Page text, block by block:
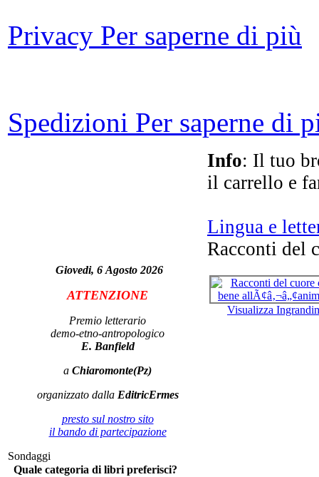
Privacy Per saperne di più
Spedizioni Per saperne di
Giovedi, 6 Agosto 2026
ATTENZIONE
Premio letterario
demo-etno-antropologico
E. Banfield
a Chiaromonte(Pz)
organizzato dalla EditricErmes
presto sul nostro sito
il bando di partecipazione
Sondaggi
Quale categoria di libri preferisci?
Info: Il tuo
il carrello e
Lingua e
Racconti del
Visualizza